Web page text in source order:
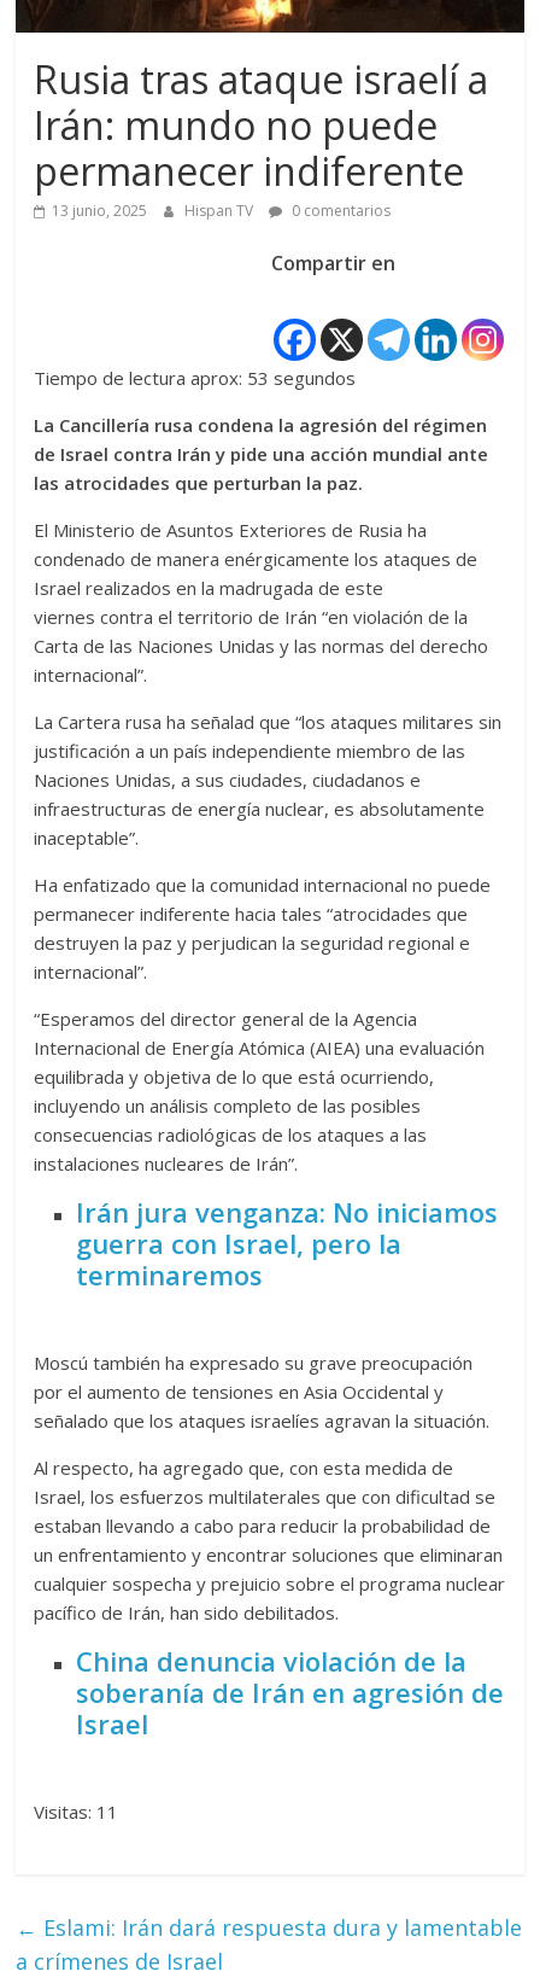
Rusia tras ataque israelí a
Irán: mundo no puede
permanecer indiferente
13 junio, 2025 Hispan TV 0 comentarios
Compartir en
Tiempo de lectura aprox: 53 segundos
La Cancillería rusa condena la agresión del régimen
de Israel contra Irán y pide una acción mundial ante
las atrocidades que perturban la paz.
El Ministerio de Asuntos Exteriores de Rusia ha
condenado de manera enérgicamente los ataques de
Israel realizados en la madrugada de este
viernes contra el territorio de Irán “en violación de la
Carta de las Naciones Unidas y las normas del derecho
internacional”.
La Cartera rusa ha señalad que “los ataques militares sin
justificación a un país independiente miembro de las
Naciones Unidas, a sus ciudades, ciudadanos e
infraestructuras de energía nuclear, es absolutamente
inaceptable”.
Ha enfatizado que la comunidad internacional no puede
permanecer indiferente hacia tales “atrocidades que
destruyen la paz y perjudican la seguridad regional e
internacional”.
“Esperamos del director general de la Agencia
Internacional de Energía Atómica (AIEA) una evaluación
equilibrada y objetiva de lo que está ocurriendo,
incluyendo un análisis completo de las posibles
consecuencias radiológicas de los ataques a las
instalaciones nucleares de Irán”.
Irán jura venganza: No iniciamos
guerra con Israel, pero la
terminaremos
Moscú también ha expresado su grave preocupación
por el aumento de tensiones en Asia Occidental y
señalado que los ataques israelíes agravan la situación.
Al respecto, ha agregado que, con esta medida de
Israel, los esfuerzos multilaterales que con dificultad se
estaban llevando a cabo para reducir la probabilidad de
un enfrentamiento y encontrar soluciones que eliminaran
cualquier sospecha y prejuicio sobre el programa nuclear
pacífico de Irán, han sido debilitados.
China denuncia violación de la
soberanía de Irán en agresión de
Israel
Visitas: 11
← Eslami: Irán dará respuesta dura y lamentable
a crímenes de Israel